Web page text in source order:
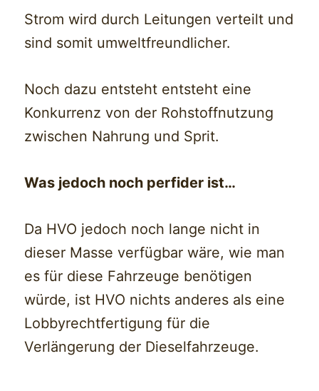
Strom wird durch Leitungen verteilt und
sind somit umweltfreundlicher.
Noch dazu entsteht entsteht eine
Konkurrenz von der Rohstoffnutzung
zwischen Nahrung und Sprit.
Was jedoch noch perfider ist…
Da HVO jedoch noch lange nicht in
dieser Masse verfügbar wäre, wie man
es für diese Fahrzeuge benötigen
würde, ist HVO nichts anderes als eine
Lobbyrechtfertigung für die
Verlängerung der Dieselfahrzeuge.